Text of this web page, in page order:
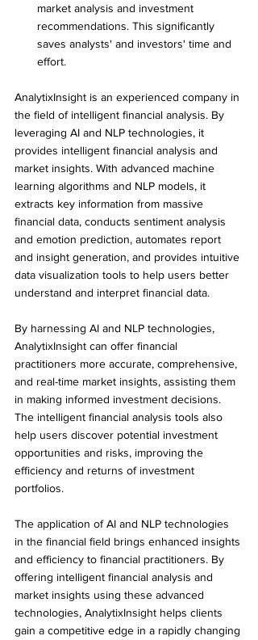
market analysis and investment
recommendations. This significantly
saves analysts' and investors' time and
effort.
AnalytixInsight is an experienced company in
the field of intelligent financial analysis. By
leveraging AI and NLP technologies, it
provides intelligent financial analysis and
market insights. With advanced machine
learning algorithms and NLP models, it
extracts key information from massive
financial data, conducts sentiment analysis
and emotion prediction, automates report
and insight generation, and provides intuitive
data visualization tools to help users better
understand and interpret financial data.
By harnessing AI and NLP technologies,
AnalytixInsight can offer financial
practitioners more accurate, comprehensive,
and real-time market insights, assisting them
in making informed investment decisions.
The intelligent financial analysis tools also
help users discover potential investment
opportunities and risks, improving the
efficiency and returns of investment
portfolios.
The application of AI and NLP technologies
in the financial field brings enhanced insights
and efficiency to financial practitioners. By
offering intelligent financial analysis and
market insights using these advanced
technologies, AnalytixInsight helps clients
gain a competitive edge in a rapidly changing